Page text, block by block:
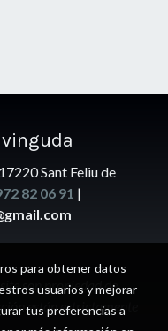
Sant Feliu de
82 06 91 |
son propiedad de
están estrictamente
para obtener datos
usuarios y mejorar
tus preferencias a